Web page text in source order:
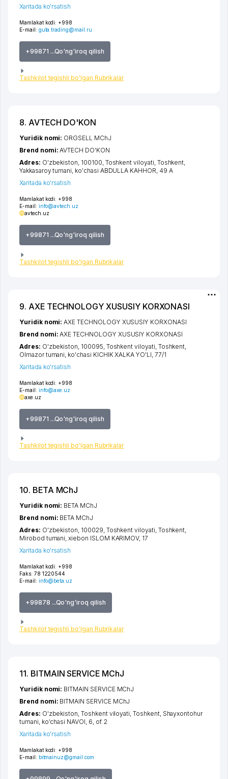
Mamlakat kodi: +998
E-mail: guta.trading@mail.ru
+99871 ...Qo'ng'iroq qilish
Tashkilot tegishli bo'lgan Rubrikalar
Xaritada ko'rsatish
8. AVTECH DO'KON
Mamlakat kodi: +998
E-mail: info@avtech.uz
avtech.uz
+99871 ...Qo'ng'iroq qilish
Tashkilot tegishli bo'lgan Rubrikalar
Yuridik nomi: ORGSELL MChJ
Brend nomi:AVTECH DO'KON
Adres: O'zbekiston, 100100, Toshkent viloyati, Toshkent,
Yakkasaroy tumani, ko'chasi ABDULLA KAHHOR, 49 A
Xaritada ko'rsatish
9. AXE TECHNOLOGY XUSUSIY KORXONASI
Mamlakat kodi: +998
E-mail: info@axe.uz
axe.uz
+99871 ...Qo'ng'iroq qilish
Tashkilot tegishli bo'lgan Rubrikalar
Yuridik nomi:AXE TECHNOLOGY XUSUSIY KORXONASI
Brend nomi:AXE TECHNOLOGY XUSUSIY KORXONASI
Adres: O'zbekiston, 100095, Toshkent viloyati Toshkent
Olmazor tumani ko'chasi KICHIK XALKA YO'LI , 77/1
Xaritada ko'rsatish
10. BETA MChJ
Mamlakat kodi: +998
Faks: 78 1220544
E-mail: info@beta.uz
+99878 ...Qo'ng'iroq qilish
Tashkilot tegishli bo'lgan Rubrikalar
Yuridik nomi: BETA MChJ
Brend nomi: BETA MChJ
Adres: O'zbekiston, 100029, Toshkent viloyati Toshkent
Mirobod tumani ,xiеbon ISLOM KARIMOV, 17
Xaritada ko'rsatish
11. BITMAIN SERVICE MChJ
Mamlakat kodi: +998
E-mail: bitmainuz@gmail.com
Yuridik nomi: BITMAIN SERVICE MChJ
Brend nomi: BITMAIN SERVICE MChJ
Adres: O'zbekiston,Toshkent viloyati,Toshkent, Shayxontohur
tumani, ko'chasi NAVOI, 6, of. 2
Xaritada ko'rsatish